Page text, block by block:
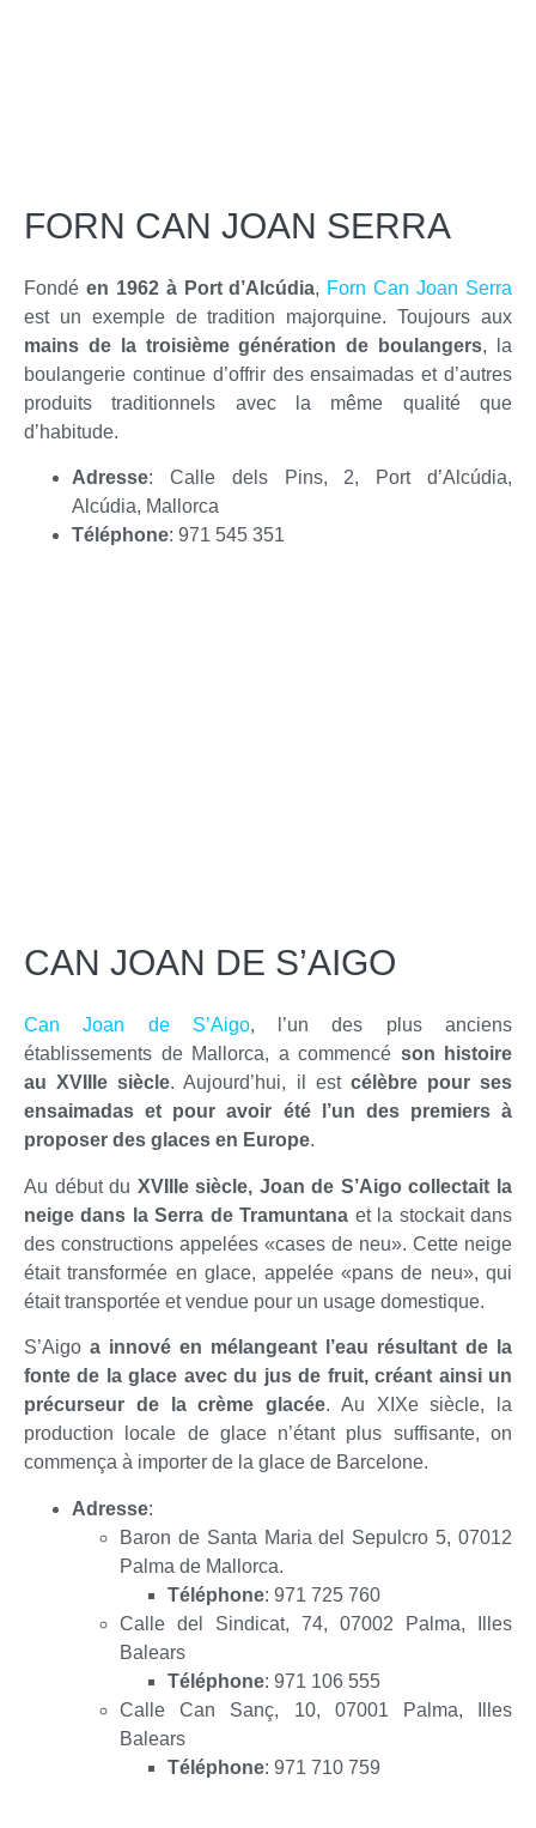
FORN CAN JOAN SERRA
Fondé en 1962 à Port d’Alcúdia, Forn Can Joan Serra
est un exemple de tradition majorquine. Toujours aux
mains de la troisième génération de boulangers, la
boulangerie continue d’offrir des ensaimadas et d’autres
produits traditionnels avec la même qualité que
d’habitude.
Adresse: Calle dels Pins, 2, Port d’Alcúdia,
Alcúdia, Mallorca
Téléphone: 971 545 351
CAN JOAN DE S’AIGO
Can Joan de S’Aigo, l’un des plus anciens
établissements de Mallorca, a commencé son histoire
au XVIIIe siècle. Aujourd’hui, il est célèbre pour ses
ensaimadas et pour avoir été l’un des premiers à
proposer des glaces en Europe.
Au début du XVIIIe siècle, Joan de S’Aigo collectait la
neige dans la Serra de Tramuntana et la stockait dans
des constructions appelées «cases de neu». Cette neige
était transformée en glace, appelée «pans de neu», qui
était transportée et vendue pour un usage domestique.
S’Aigo a innové en mélangeant l’eau résultant de la
fonte de la glace avec du jus de fruit, créant ainsi un
précurseur de la crème glacée. Au XIXe siècle, la
production locale de glace n’étant plus suffisante, on
commença à importer de la glace de Barcelone.
Adresse:
Baron de Santa Maria del Sepulcro 5, 07012
Palma de Mallorca.
Téléphone: 971 725 760
Calle del Sindicat, 74, 07002 Palma, Illes
Balears
Téléphone: 971 106 555
Calle Can Sanç, 10, 07001 Palma, Illes
Balears
Téléphone: 971 710 759